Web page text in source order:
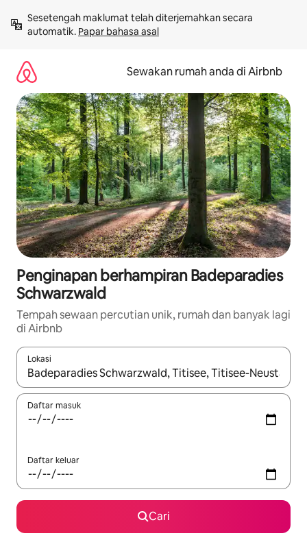
kandungan
Sesetengah maklumat telah diterjemahkan secara
automatik. Papar bahasa asal
Sewakan rumah anda di Airbnb
Penginapan berhampiran Badeparadies
Schwarzwald
Tempah sewaan percutian unik, rumah dan banyak lagi
di Airbnb
Lokasi
Apabila hasil tersedia, navigasi dengan kekunci anak panah
Daftar masuk
Daftar keluar
Cari